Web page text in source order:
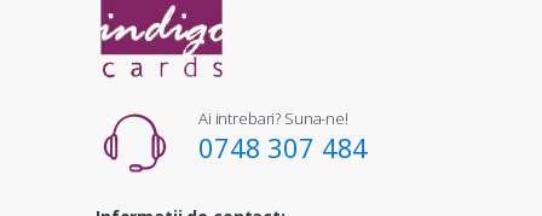
Ai intrebari? Suna-ne!
0748 307 484